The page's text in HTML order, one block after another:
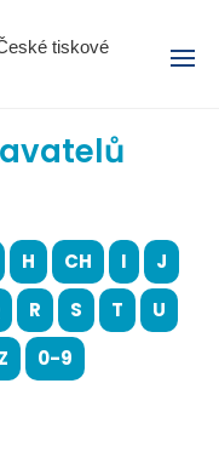
tiskové
Menu
H CH I
J
R S T
U
Z 0-9